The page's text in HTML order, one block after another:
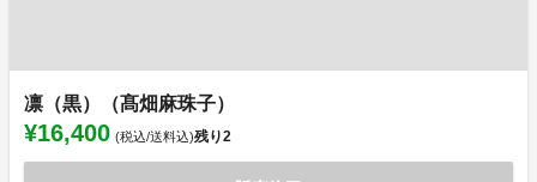
凛（黒）（髙畑麻珠子）
¥16,400 (税込/送料込)残り2